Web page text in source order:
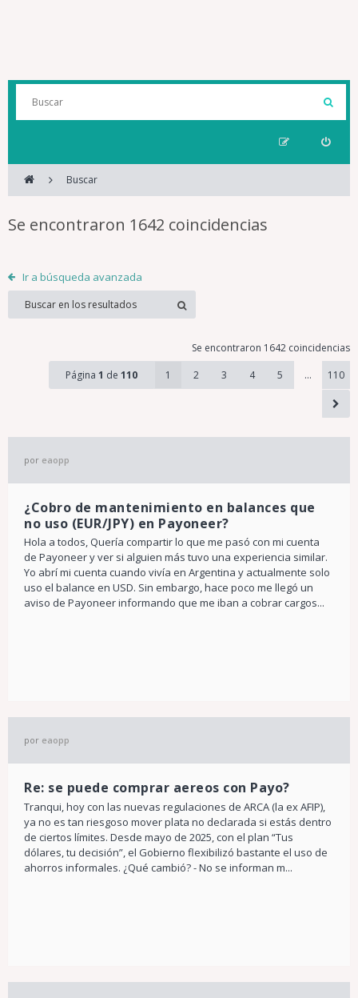
Buscar
Se encontraron 1642 coincidencias
Ir a búsqueda avanzada
Se encontraron 1642 coincidencias
Página 1 de 110 1 2 3 4 5 … 110
por eaopp
¿Cobro de mantenimiento en balances que
no uso (EUR/JPY) en Payoneer?
Hola a todos, Quería compartir lo que me pasó con mi cuenta
de Payoneer y ver si alguien más tuvo una experiencia similar.
Yo abrí mi cuenta cuando vivía en Argentina y actualmente solo
uso el balance en USD. Sin embargo, hace poco me llegó un
aviso de Payoneer informando que me iban a cobrar cargos...
por eaopp
Re: se puede comprar aereos con Payo?
Tranqui, hoy con las nuevas regulaciones de ARCA (la ex AFIP),
ya no es tan riesgoso mover plata no declarada si estás dentro
de ciertos límites. Desde mayo de 2025, con el plan “Tus
dólares, tu decisión”, el Gobierno flexibilizó bastante el uso de
ahorros informales. ¿Qué cambió? - No se informan m...